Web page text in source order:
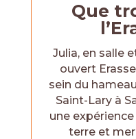
Que
Julia, en salle
ouvert
sein du
Saint-Lary à
une
terre et